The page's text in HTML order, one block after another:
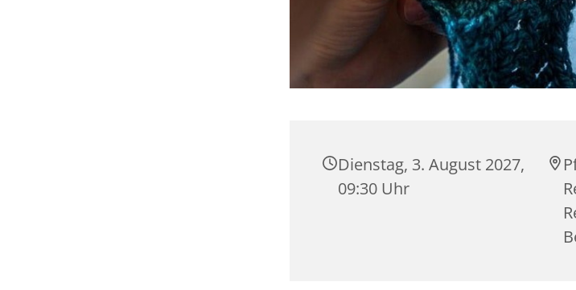
Dienstag, 3. August 2027,
09:30 Uhr